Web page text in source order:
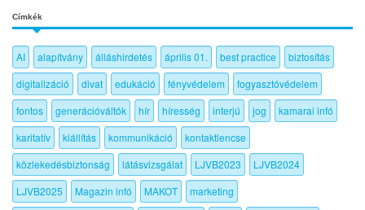
Címkék
AI alapítvány álláshirdetés április 01. best practice
biztosítás
digitalizáció
divat edukáció fényvédelem
fogyasztóvédelem
fontos
generációváltók hír híresség interjú jog
kamarai infó
karitatív
kiállítás kommunikáció
kontaktlencse
közlekedésbiztonság
látásvizsgálat LJVB2023
LJVB2024
LJVB2025
Magazin infó MAKOT
marketing